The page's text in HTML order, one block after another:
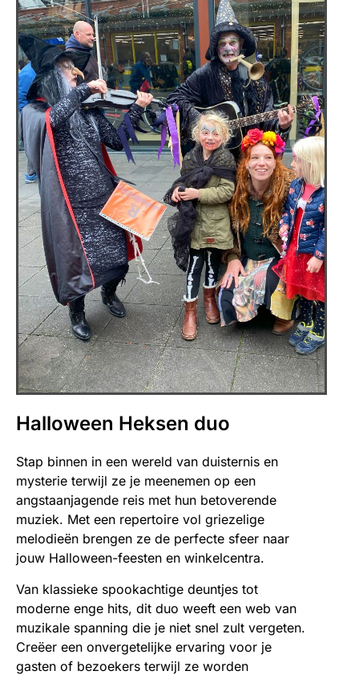
Halloween Heksen duo
Stap binnen in een wereld van duisternis en
mysterie terwijl ze je meenemen op een
angstaanjagende reis met hun betoverende
muziek. Met een repertoire vol griezelige
melodieën brengen ze de perfecte sfeer naar
jouw Halloween-feesten en winkelcentra.
Van klassieke spookachtige deuntjes tot
moderne enge hits, dit duo weeft een web van
muzikale spanning die je niet snel zult vergeten.
Creëer een onvergetelijke ervaring voor je
gasten of bezoekers terwijl ze worden